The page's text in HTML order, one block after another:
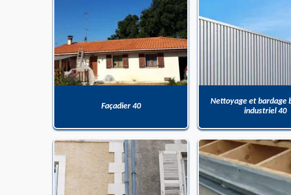
Façadier 40
Nettoyage et bardage
industriel 40